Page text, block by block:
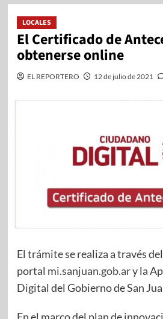
LOCALES
El Certificado de
obtenerse online
EL REPORTERO 12 de julio de 2021
El trámite se realiza a través del
portal mi.sanjuan.gob.ary la
Digital del Gobierno de San